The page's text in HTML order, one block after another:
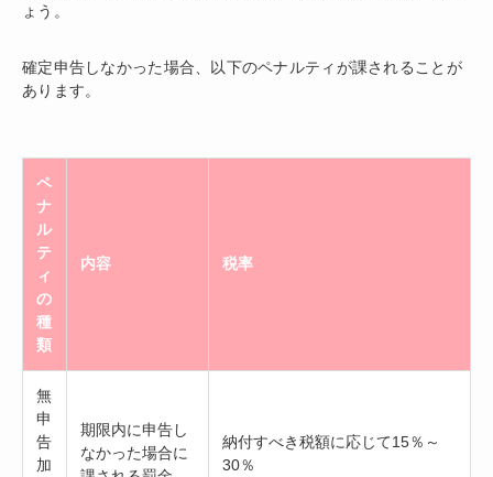
ょう。
確定申告しなかった場合、以下のペナルティが課されることが
あります。
ペ
ナ
ル
テ
ィ
の
種
類
内容 税率
無
申
告
加
期限内に申告し
なかった場合に
納付すべき税額に応じて15％～
30％